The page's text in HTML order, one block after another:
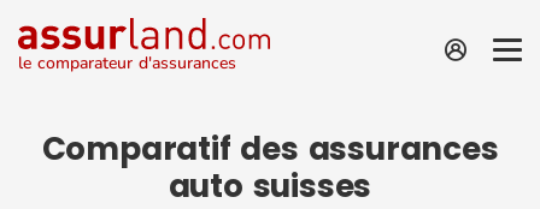
le comparateur d'assurances
Comparatif des assurances
auto suisses